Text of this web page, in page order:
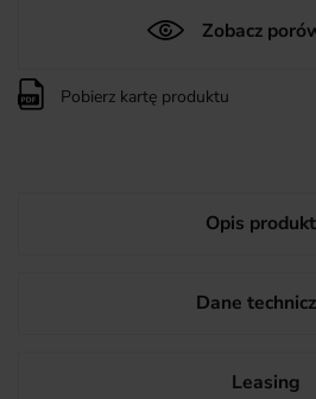
Zobacz
Pobierz kartę produktu
Opis
Dane
Leasing